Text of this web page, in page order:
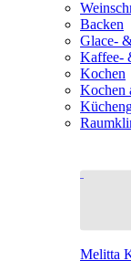
Backen
Glace-
Kaffee-
Kochen
Kochen
Melitta